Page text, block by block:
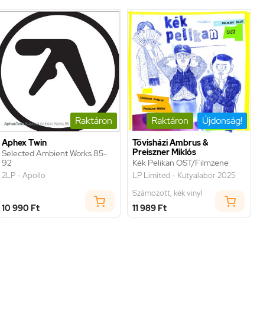
Raktáron
Aphex Twin
Selected Ambient Works 85-
92
2LP - Apollo
10 990 Ft
Raktáron Újdonság!
Tövisházi Ambrus &
Preiszner Miklós
Kék Pelikan OST/Filmzene
LP Limited - Kutyalabor 2025
Számozott, kék vinyl
11 989 Ft